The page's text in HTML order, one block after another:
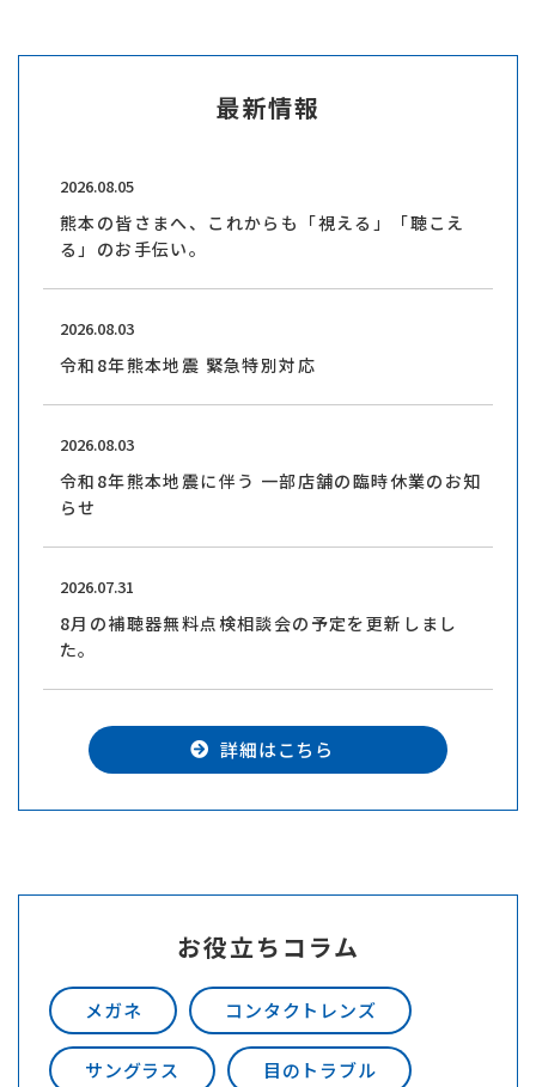
最新情報
2026.08.05
熊本の皆さまへ、これからも「視える」「聴こえ
る」のお手伝い。
2026.08.03
令和8年熊本地震 緊急特別対応
2026.08.03
令和8年熊本地震に伴う 一部店舗の臨時休業のお知
らせ
2026.07.31
8月の補聴器無料点検相談会の予定を更新しまし
た。
詳細はこちら
お役立ちコラム
メガネ コンタクトレンズ
サングラス 目のトラブル